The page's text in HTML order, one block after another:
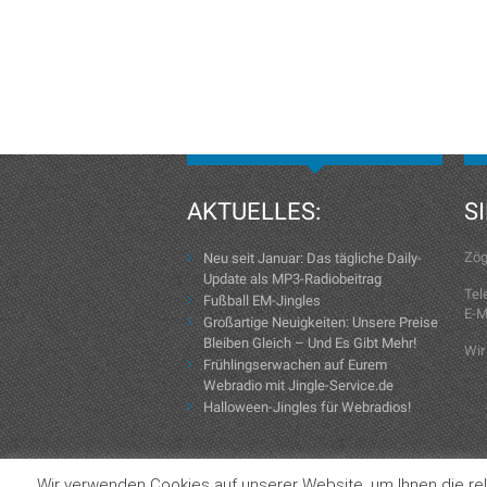
AKTUELLES:
Neu seit Januar: Das tägliche Daily-
Update als MP3-Radiobeitrag
Fußball EM-Jingles
Großartige Neuigkeiten: Unsere Preise
Bleiben Gleich – Und Es Gibt Mehr!
Frühlingserwachen auf Eurem
Webradio mit Jingle-Service.de
Halloween-Jingles für Webradios!
E-